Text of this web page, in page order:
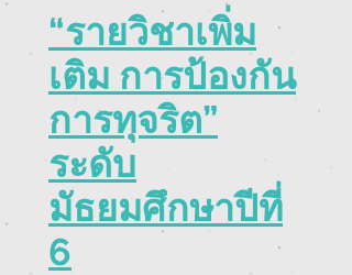
“รายวิชาเพิ่ม
เติม การป้องกัน
การทุจริต”
ระดับ
มัธยมศึกษาปีที่
6